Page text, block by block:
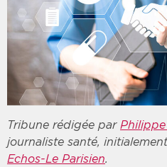
Tribune rédigée par
journaliste santé,
Echos-Le Parisien.